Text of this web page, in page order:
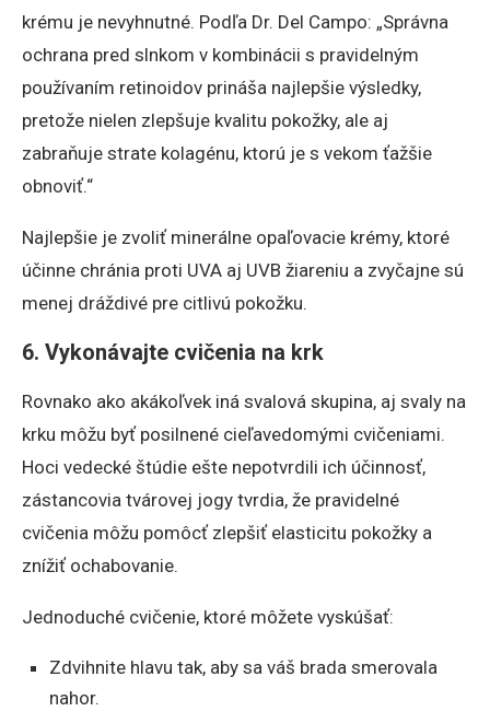
krému je nevyhnutné. Podľa Dr. Del Campo: „Správna
ochrana pred slnkom v kombinácii s pravidelným
používaním retinoidov prináša najlepšie výsledky,
pretože nielen zlepšuje kvalitu pokožky, ale aj
zabraňuje strate kolagénu, ktorú je s vekom ťažšie
obnoviť.“
Najlepšie je zvoliť minerálne opaľovacie krémy, ktoré
účinne chránia proti UVA aj UVB žiareniu a zvyčajne sú
menej dráždivé pre citlivú pokožku.
6. Vykonávajte cvičenia na krk
Rovnako ako akákoľvek iná svalová skupina, aj svaly na
krku môžu byť posilnené cieľavedomými cvičeniami.
Hoci vedecké štúdie ešte nepotvrdili ich účinnosť,
zástancovia tvárovej jogy tvrdia, že pravidelné
cvičenia môžu pomôcť zlepšiť elasticitu pokožky a
znížiť ochabovanie.
Jednoduché cvičenie, ktoré môžete vyskúšať:
Zdvihnite hlavu tak, aby sa váš brada smerovala
nahor.